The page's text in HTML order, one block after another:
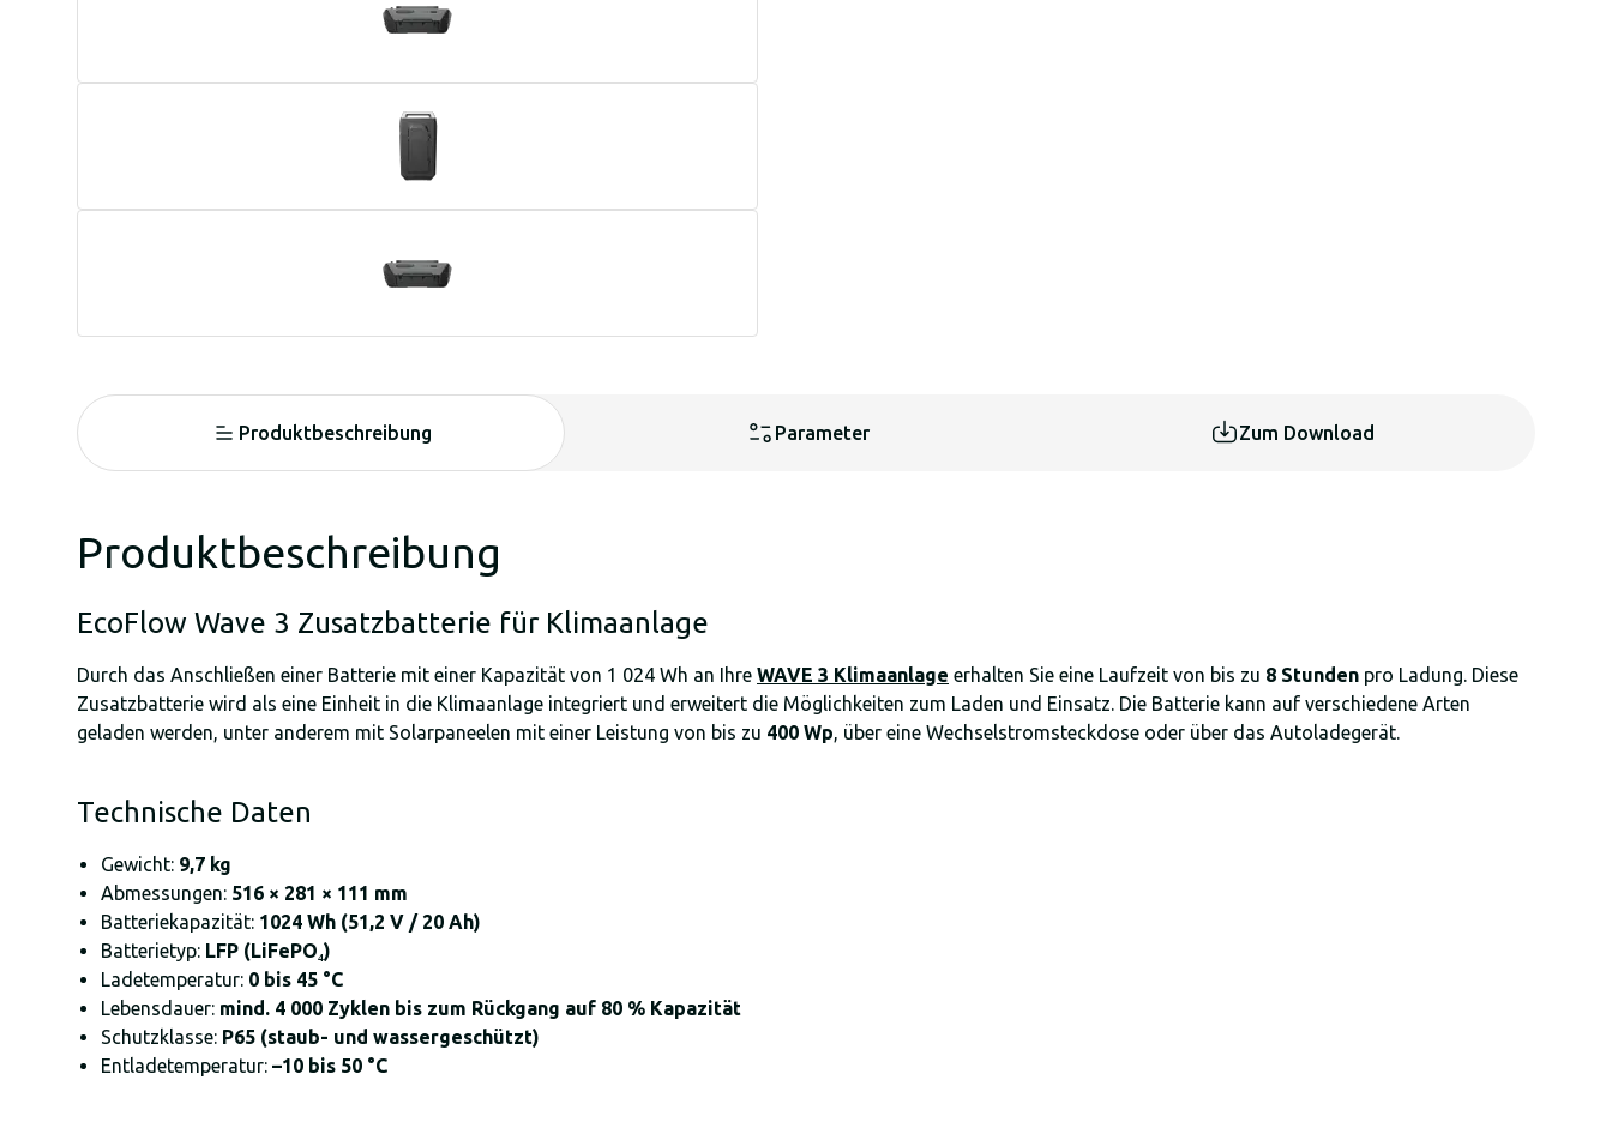
Produktbeschreibung Parameter Zum Download
Produktbeschreibung
EcoFlow Wave 3 Zusatzbatterie für Klimaanlage
Durch das Anschließen einer Batterie mit einer Kapazität von 1 024 Wh an Ihre WAVE 3 Klimaanlage erhalten Sie eine Laufzeit von bis zu 8 Stunden pro Ladung. Diese
Zusatzbatterie wird als eine Einheit in die Klimaanlage integriert und erweitert die Möglichkeiten zum Laden und Einsatz. Die Batterie kann auf verschiedene Arten
geladen werden, unter anderem mit Solarpaneelen mit einer Leistung von bis zu 400 Wp, über eine Wechselstromsteckdose oder über das Autoladegerät.
Technische Daten
Gewicht: 9,7 kg
Abmessungen: 516 × 281 × 111 mm
Batteriekapazität: 1024 Wh (51,2 V / 20 Ah)
Batterietyp: LFP (LiFePO₄)
Ladetemperatur: 0 bis 45 °C
Lebensdauer: mind. 4 000 Zyklen bis zum Rückgang auf 80 % Kapazität
Schutzklasse: P65 (staub- und wassergeschützt)
Entladetemperatur: –10 bis 50 °C